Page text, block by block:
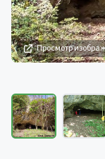
Просмотр